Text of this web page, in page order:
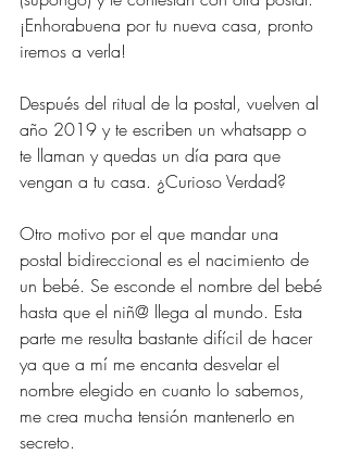
¡Enhorabuena por tu nueva casa, pronto
iremos a verla!
Después del ritual de la postal, vuelven al
año 2019 y te escriben un whatsapp o
te llaman y quedas un día para que
vengan a tu casa. ¿Curioso Verdad?
Otro motivo por el que mandar una
postal bidireccional es el nacimiento de
un bebé. Se esconde el nombre del bebé
hasta que el niñ@ llega al mundo. Esta
parte me resulta bastante difícil de hacer
ya que a mí me encanta desvelar el
nombre elegido en cuanto lo sabemos,
me crea mucha tensión mantenerlo en
secreto.